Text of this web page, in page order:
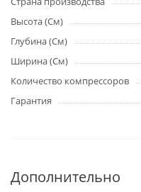
Высота (См)
Глубина (См)
Ширина (См)
Количество компрессоров
Гарантия
Дополнительно